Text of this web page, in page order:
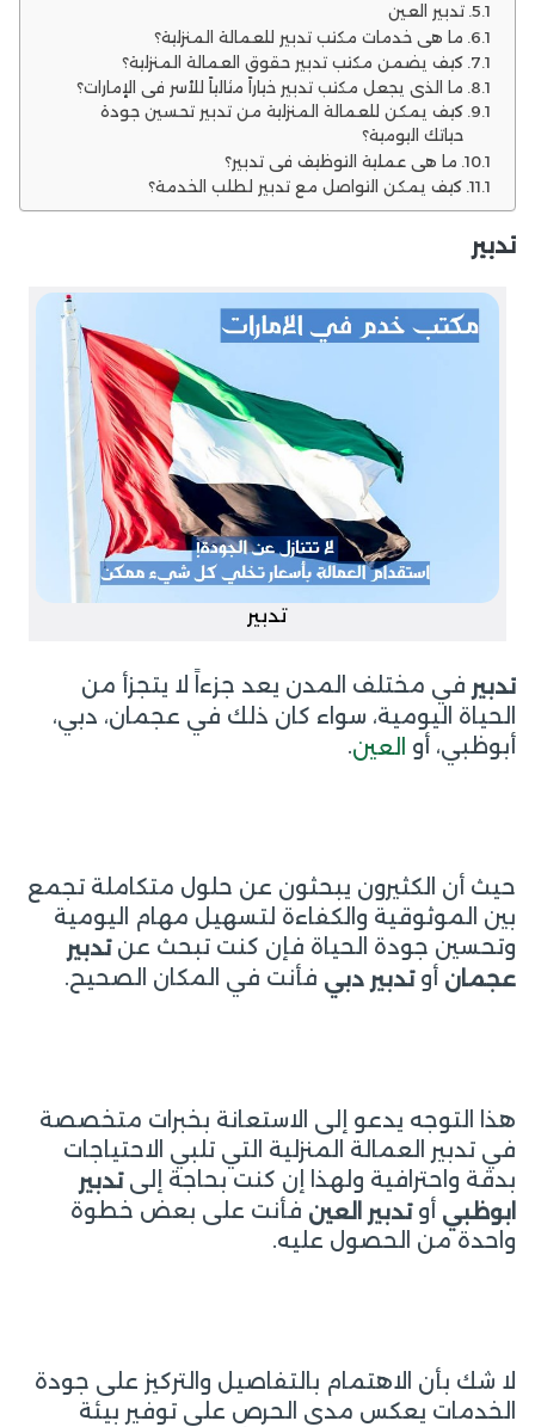
تدبير العين
ما هي خدمات مكتب تدبير للعمالة المنزلية؟
كيف يضمن مكتب تدبير حقوق العمالة المنزلية؟
ما الذي يجعل مكتب تدبير خياراً مثالياً للأسر في الإمارات؟
كيف يمكن للعمالة المنزلية من تدبير تحسين جودة
حياتك اليومية؟
ما هي عملية التوظيف في تدبير؟
كيف يمكن التواصل مع تدبير لطلب الخدمة؟
تدبير
تدبير
تدبير في مختلف المدن يعد جزءاً لا يتجزأ من
الحياة اليومية، سواء كان ذلك في عجمان، دبي،
أبوظبي، أو العين.
حيث أن الكثيرون يبحثون عن حلول متكاملة تجمع
بين الموثوقية والكفاءة لتسهيل مهام اليومية
وتحسين جودة الحياة فإن كنت تبحث عنتدبير
عجمان أوتدبير دبي فأنت في المكان الصحيح.
هذا التوجه يدعو إلى الاستعانة بخبرات متخصصة
في تدبير العمالة المنزلية التي تلبي الاحتياجات
بدقة واحترافية ولهذا إن كنت بحاجة إلىتدبير
ابوظبي أوتدبير العين فأنت على بعض خطوة
واحدة من الحصول عليه.
لا شك بأن الاهتمام بالتفاصيل والتركيز على جودة
الخدمات يعكس مدى الحرص على توفير بيئة